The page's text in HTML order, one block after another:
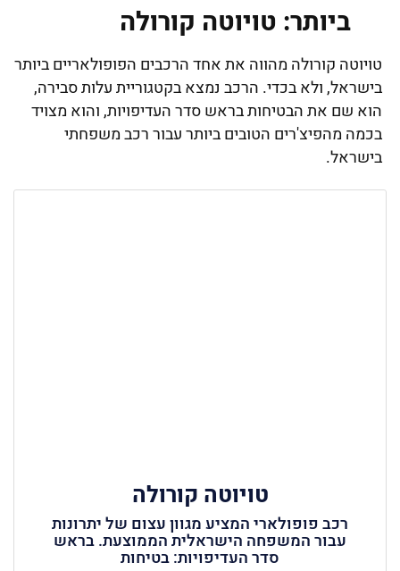
ביותר: טויוטה קורולה
טויוטה קורולה מהווה את אחד הרכבים הפופולאריים ביותר
בישראל, ולא בכדי. הרכב נמצא בקטגוריית עלות סבירה,
הוא שם את הבטיחות בראש סדר העדיפויות, והוא מצויד
בכמה מהפיצ'רים הטובים ביותר עבור רכב משפחתי
בישראל.
טויוטה קורולה
רכב פופולארי המציע מגוון עצום של יתרונות
עבור המשפחה הישראלית הממוצעת. בראש
סדר העדיפויות: בטיחות